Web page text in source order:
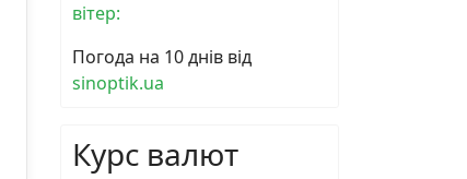
вітер:
Погода на 10 днів від
sinoptik.ua
Курс валют